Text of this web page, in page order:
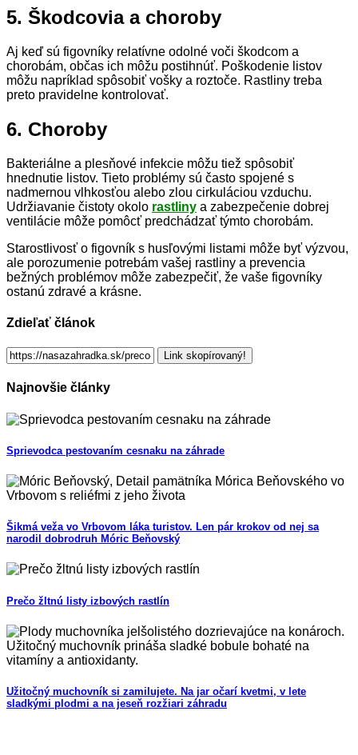
5. Škodcovia a choroby
Aj keď sú figovníky relatívne odolné voči škodcom a
chorobám, občas ich môžu postihnúť. Poškodenie listov
môžu napríklad spôsobiť vošky a roztoče. Rastliny treba
preto pravidelne kontrolovať.
6. Choroby
Bakteriálne a plesňové infekcie môžu tiež spôsobiť
hnednutie listov. Tieto problémy sú často spojené s
nadmernou vlhkosťou alebo zlou cirkuláciou vzduchu.
Udržiavanie čistoty okolo rastliny a zabezpečenie dobrej
ventilácie môže pomôcť predchádzať týmto chorobám.
Starostlivosť o figovník s husľovými listami môže byť výzvou,
ale porozumenie potrebám vašej rastliny a prevencia
bežných problémov môže zabezpečiť, že vaše figovníky
ostanú zdravé a krásne.
Zdieľať článok
Link skopírovaný!
Najnovšie články
Sprievodca pestovaním cesnaku na záhrade
Šikmá veža vo Vrbovom láka turistov. Len pár krokov od nej sa
narodil dobrodruh Móric Beňovský
Prečo žltnú listy izbových rastlín
Užitočný muchovník si zamilujete. Na jar očarí kvetmi, v lete
sladkými plodmi a na jeseň rozžiari záhradu